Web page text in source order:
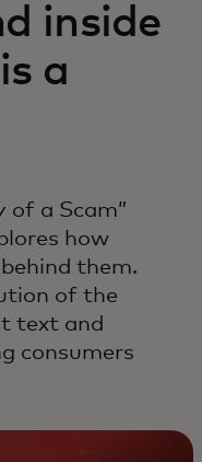
inside
a
of a Scam”
how
them.
of the
text and
consumers